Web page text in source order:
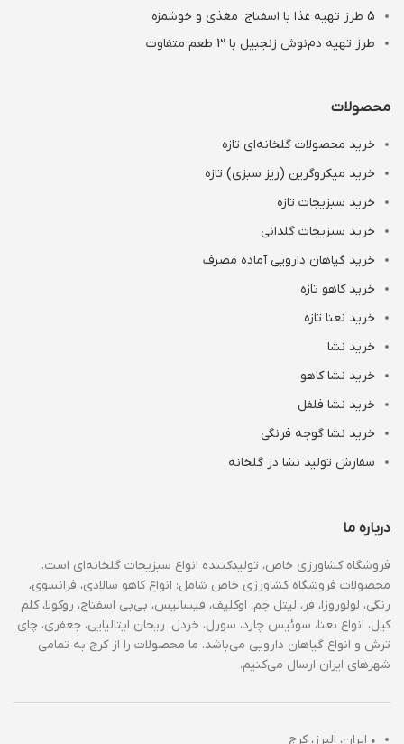
5 طرز تهیه غذا با اسفناج: مغذی و خوشمزه
طرز تهیه دم‌نوش زنجبیل با 3 طعم متفاوت
محصولات
خرید محصولات گلخانه‌ای تازه
خرید میکروگرین (ریز سبزی) تازه
خرید سبزیجات تازه
خرید سبزیجات گلدانی
خرید گیاهان دارویی آماده مصرف
خرید کاهو تازه
خرید نعنا تازه
خرید نشا
خرید نشا کاهو
خرید نشا فلفل
خرید نشا گوجه فرنگی
سفارش تولید نشا در گلخانه
درباره ما
فروشگاه کشاورزی خاص، تولیدکننده انواع سبزیجات گلخانه‌ای است.
محصولات فروشگاه کشاورزی خاص شامل: انواع کاهو سالادی، فرانسوی،
رنگی، لولوروزا، فر، لیتل جم، اوکلیف، فیسالیس، بی‌بی اسفناج، روکولا، کلم
کیل، انواع نعنا، سوئیس چارد، سورل، خردل، ریحان ایتالیایی، جعفری، چای
ترش و انواع گیاهان دارویی می‌باشد. ما محصولات را از کرج به تمامی
شهرهای ایران ارسال می‌کنیم.
• ایران، البرز، کرج